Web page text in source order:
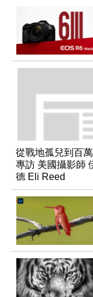
從戰地孤兒到百萬
專訪 美國攝影師
德 Eli Reed